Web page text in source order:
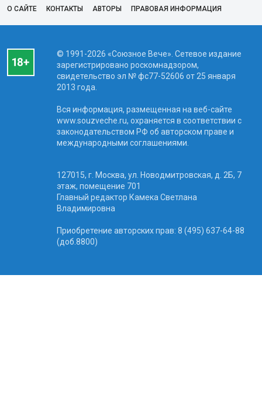
О САЙТЕ КОНТАКТЫ АВТОРЫ ПРАВОВАЯ ИНФОРМАЦИЯ
© 1991-2026 «Союзное Вече». Сетевое издание
зарегистрировано роскомнадзором,
свидетельство эл № фc77-52606 от 25 января
2013 года.
Вся информация, размещенная на веб-сайте
www.souzveche.ru, охраняется в соответствии с
законодательством РФ об авторском праве и
международными соглашениями.
127015, г. Москва, ул. Новодмитровская, д. 2Б, 7
этаж, помещение 701
Главный редактор Камека Светлана
Владимировна
Приобретение авторских прав: 8 (495) 637-64-88
(доб.8800)